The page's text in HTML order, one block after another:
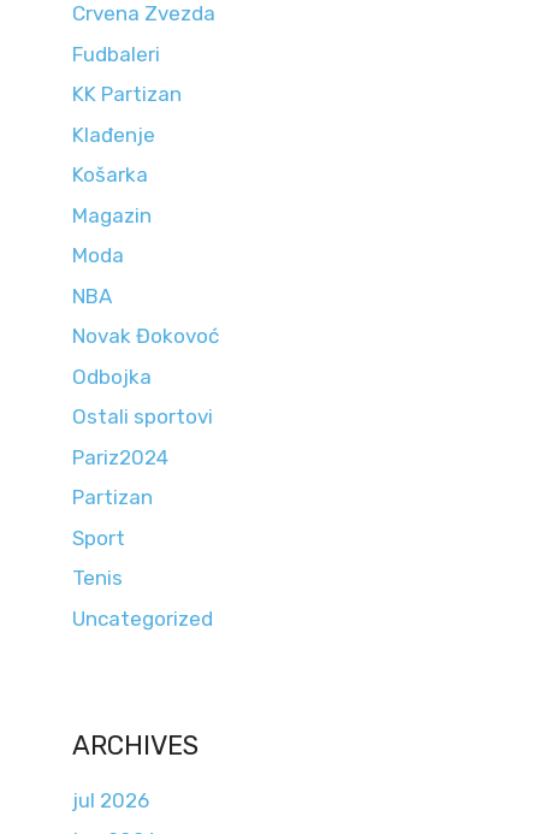
Crvena Zvezda
Fudbaleri
KK Partizan
Klađenje
Košarka
Magazin
Moda
NBA
Novak Đokovoć
Odbojka
Ostali sportovi
Pariz2024
Partizan
Sport
Tenis
Uncategorized
ARCHIVES
jul 2026